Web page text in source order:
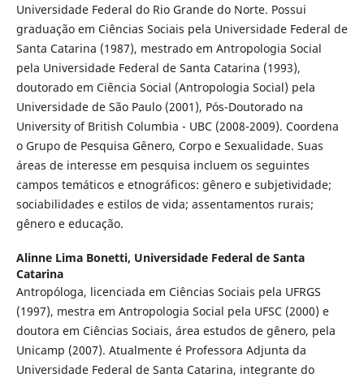
Universidade Federal do Rio Grande do Norte. Possui
graduação em Ciências Sociais pela Universidade Federal de
Santa Catarina (1987), mestrado em Antropologia Social
pela Universidade Federal de Santa Catarina (1993),
doutorado em Ciência Social (Antropologia Social) pela
Universidade de São Paulo (2001), Pós-Doutorado na
University of British Columbia - UBC (2008-2009). Coordena
o Grupo de Pesquisa Gênero, Corpo e Sexualidade. Suas
áreas de interesse em pesquisa incluem os seguintes
campos temáticos e etnográficos: gênero e subjetividade;
sociabilidades e estilos de vida; assentamentos rurais;
gênero e educação.
Alinne Lima Bonetti, Universidade Federal de Santa
Catarina
Antropóloga, licenciada em Ciências Sociais pela UFRGS
(1997), mestra em Antropologia Social pela UFSC (2000) e
doutora em Ciências Sociais, área estudos de gênero, pela
Unicamp (2007). Atualmente é Professora Adjunta da
Universidade Federal de Santa Catarina, integrante do